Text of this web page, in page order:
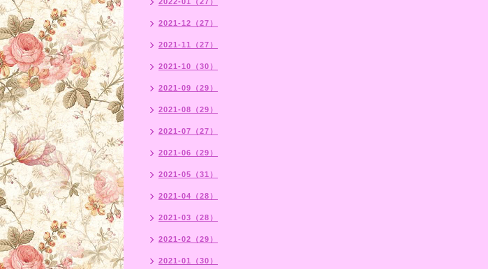
2021-12（27）
2021-11（27）
2021-10（30）
2021-09（29）
2021-08（29）
2021-07（27）
2021-06（29）
2021-05（31）
2021-04（28）
2021-03（28）
2021-02（29）
2021-01（30）